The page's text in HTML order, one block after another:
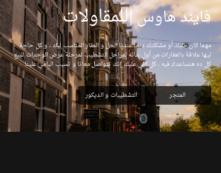
فايند هاوس للمقاولات|
مهما كان طلبك أو مشكلتك ديماً عندنا الحل و العقار المناسب ليك ، و كل حاجة
ليها علاقة بالعقارات من أول بنائه لمراحل التشطيب لمرحلة عرض الوحدات للبيع
كل ده هنساعدك فيه ، كل اللي عليك إنك تتواصل معانا و تسيب الباقي علينا
المتجر التشطيبات و الديكور